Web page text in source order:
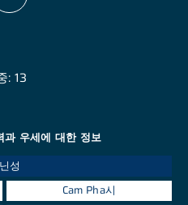
: 13
과 우세에 대한 정보
성
Cam Pha시